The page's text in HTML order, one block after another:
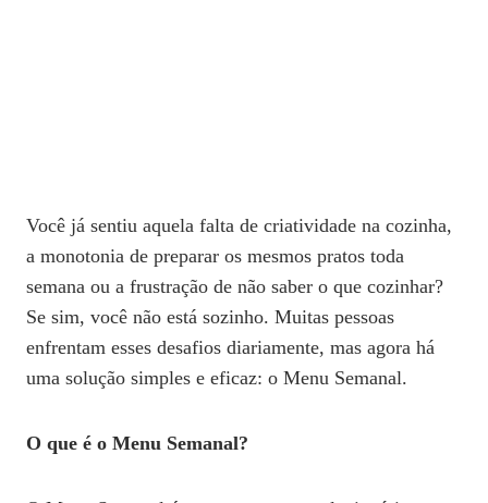
Você já sentiu aquela falta de criatividade na cozinha,
a monotonia de preparar os mesmos pratos toda
semana ou a frustração de não saber o que cozinhar?
Se sim, você não está sozinho. Muitas pessoas
enfrentam esses desafios diariamente, mas agora há
uma solução simples e eficaz: o Menu Semanal.
O que é o Menu Semanal?